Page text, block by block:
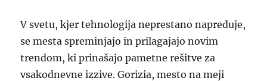
V svetu, kjer tehnologija neprestano napreduje,
se mesta spreminjajo in prilagajajo novim
trendom, ki prinašajo pametne rešitve za
vsakodnevne izzive. Gorizia, mesto na meji